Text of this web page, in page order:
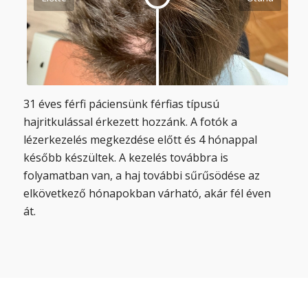
31 éves férfi páciensünk férfias típusú
hajritkulással érkezett hozzánk. A fotók a
lézerkezelés megkezdése előtt és 4 hónappal
később készültek. A kezelés továbbra is
folyamatban van, a haj további sűrűsödése az
elkövetkező hónapokban várható, akár fél éven
át.